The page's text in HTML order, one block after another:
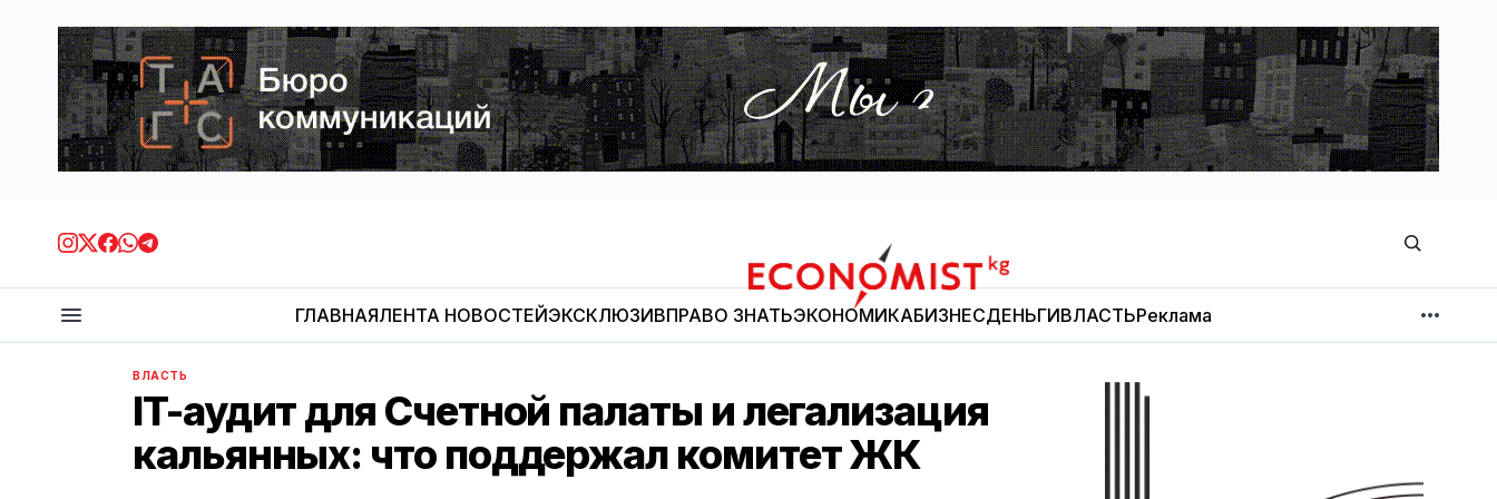
Economist.kg
ГЛАВНАЯЛЕНТА НОВОСТЕЙЭКСКЛЮЗИВПРАВО ЗНАТЬЭКОНОМИКАБИЗНЕСДЕНЬГИВЛАСТЬРеклама
МНЕНИЕ
ВЛАСТЬ
IT-аудит для Счетной палаты и легализация
кальянных: что поддержал комитет ЖК